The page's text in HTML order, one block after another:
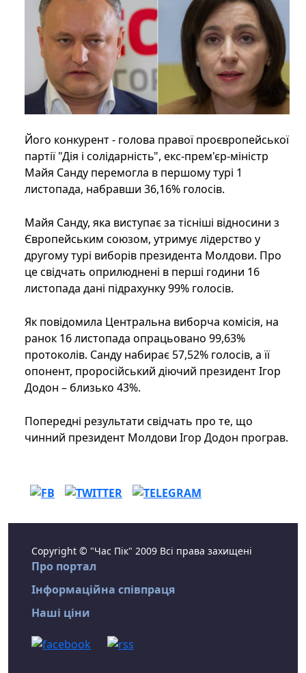
Його конкурент - голова правої проєвропейської
партії "Дія і солідарність", екс-прем'єр-міністр
Майя Санду перемогла в першому турі 1
листопада, набравши 36,16% голосів.
Майя Санду, яка виступає за тісніші відносини з
Європейським союзом, утримує лідерство у
другому турі виборів президента Молдови. Про
це свідчать оприлюднені в перші години 16
листопада дані підрахунку 99% голосів.
Як повідомила Центральна виборча комісія, на
ранок 16 листопада опрацьовано 99,63%
протоколів. Санду набирає 57,52% голосів, а її
опонент, проросійський діючий президент Ігор
Додон – близько 43%.
Попередні результати свідчать про те, що
чинний президент Молдови Ігор Додон програв.
Copyright © "Час Пік" 2009 Всі права захищені
Про портал
Інформаційна співпраця
Наші ціни